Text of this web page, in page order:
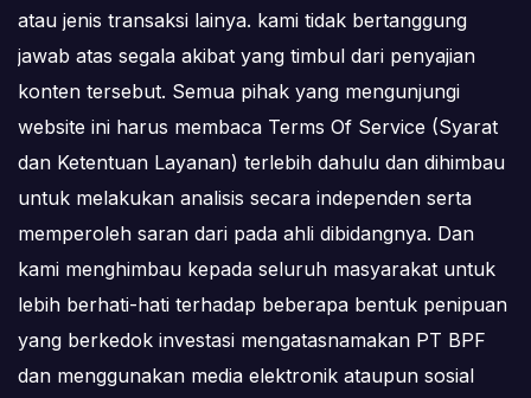
atau jenis transaksi lainya. kami tidak bertanggung
jawab atas segala akibat yang timbul dari penyajian
konten tersebut. Semua pihak yang mengunjungi
website ini harus membaca Terms Of Service (Syarat
dan Ketentuan Layanan) terlebih dahulu dan dihimbau
untuk melakukan analisis secara independen serta
memperoleh saran dari pada ahli dibidangnya. Dan
kami menghimbau kepada seluruh masyarakat untuk
lebih berhati-hati terhadap beberapa bentuk penipuan
yang berkedok investasi mengatasnamakan PT BPF
dan menggunakan media elektronik ataupun sosial